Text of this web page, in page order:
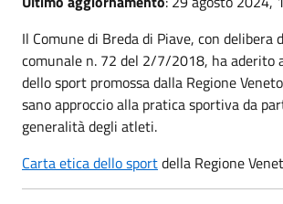
Il Comune di Breda di Piave, con delibera
comunale n. 72 del 2/7/2018, ha aderito
dello sport promossa dalla Regione
sano approccio alla pratica sportiva da
generalità degli atleti.
Carta etica dello sportdella Regione